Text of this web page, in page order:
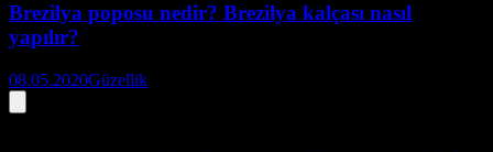
Brezilya poposu nedir? Brezilya kalçası nasıl
yapılır?
08.05.2020Güzellik